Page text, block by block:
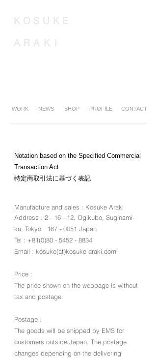
K O S U K E
A R A K I
WORK NEWS SHOP PROFILE CONTACT
Notation based on the Specified Commercial
Transaction Act
特定商取引法に基づく表記
Manufacture and sales : Kosuke Araki
Address : 2 - 16 - 12, Ogikubo, Suginami-
ku, Tokyo 167 - 0051 Japan
Tel : +81(0)80 - 5452 - 8834
Email : kosuke(at)kosuke-araki.com
Price :
The price shown on the webpage is without
tax and postage.
Postage :
The goods will be shipped by EMS for
customers outside Japan. The postage
changes depending on the delivering